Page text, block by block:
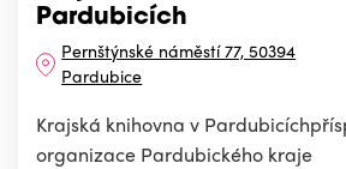
Pardubicích
Pernštýnské náměstí 77, 50394
Pardubice
Krajská knihovna v
organizace Pardubického kraje